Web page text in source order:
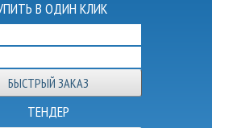
В ОДИН КЛИК
ТЕНДЕР